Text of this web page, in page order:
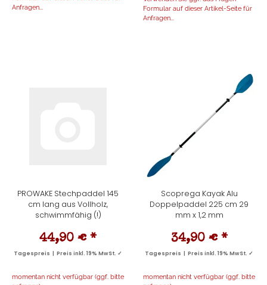
Anfragen...
Formular auf dieser Artikel-Seite für
Anfragen...
PROWAKE Stechpaddel 145
cm lang aus Vollholz,
schwimmfähig (!)
44,90 € *
Tagespreis | Preis inkl. 19% MwSt. ✓
momentan nicht verfügbar (ggf. bitte
Scoprega Kayak Alu
Doppelpaddel 225 cm 29
mm x 1,2 mm
34,90 € *
Tagespreis | Preis inkl. 19% MwSt. ✓
momentan nicht verfügbar (ggf. bitte